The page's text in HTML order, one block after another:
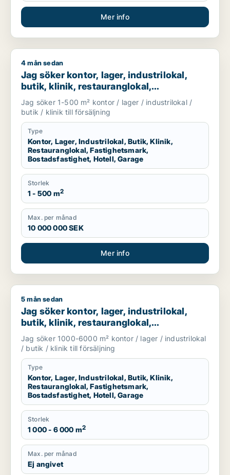
Mer info
Jag söker kontor, lager, industrilokal, butik, klinik,
4 mån sedan
Jag söker kontor, lager, industrilokal,
butik, klinik, restauranglokal,
fastighetsmark, bostadsfastighet, hotell
eller garage till salu i Linköping,
Falkenberg eller Varberg m.fl.
Jag söker 1-500 m² kontor / lager / industrilokal /
butik / klinik till försäljning
Type
Kontor, Lager, Industrilokal, Butik, Klinik,
Restauranglokal, Fastighetsmark,
Bostadsfastighet, Hotell, Garage
Storlek
1 - 500 m2
Max. per månad
10 000 000 SEK
Mer info
Jag söker kontor, lager, industrilokal, butik, klinik,
5 mån sedan
Jag söker kontor, lager, industrilokal,
butik, klinik, restauranglokal,
fastighetsmark, bostadsfastighet, hotell
eller garage till salu i Härryda, Partille
eller Öckerö m.fl.
Jag söker 1000-6000 m² kontor / lager / industrilokal
/ butik / klinik till försäljning
Type
Kontor, Lager, Industrilokal, Butik, Klinik,
Restauranglokal, Fastighetsmark,
Bostadsfastighet, Hotell, Garage
Storlek
1 000 - 6 000 m2
Max. per månad
Ej angivet